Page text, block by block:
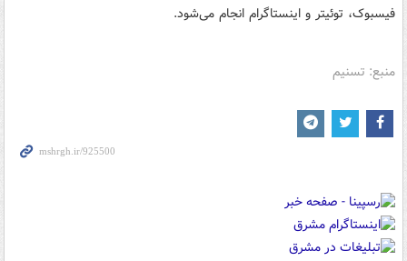
فیسبوک، توئیتر و اینستاگرام انجام می‌شود.
منبع: تسنیم